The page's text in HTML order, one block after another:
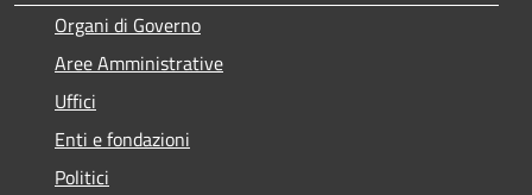
Organi di Governo
Aree Amministrative
Uffici
Enti e fondazioni
Politici